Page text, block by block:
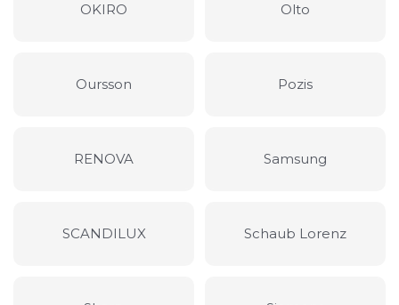
OKIRO Olto
Oursson Pozis
RENOVA Samsung
SCANDILUX Schaub Lorenz